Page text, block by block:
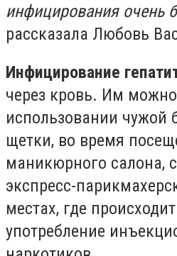
инфицирования очень
рассказала Любовь
Инфицирование
через кровь. Им
использовании чужой
щетки, во время
маникюрного салона,
экспресс-
местах, где
употребление